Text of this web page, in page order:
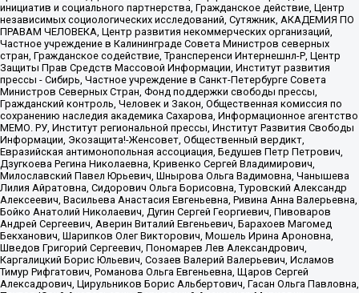
инициатив и социального партнерства, Гражданское действие, Центр
независимых социологических исследований, Сутяжник, АКАДЕМИЯ ПО
ПРАВАМ ЧЕЛОВЕКА, Центр развития некоммерческих организаций,
Частное учреждение в Калининграде Совета Министров северных
стран, Гражданское содействие, Трансперенси Интернешнл-Р, Центр
Защиты Прав Средств Массовой Информации, Институт развития
прессы - Сибирь, Частное учреждение в Санкт-Петербурге Совета
Министров Северных Стран, Фонд поддержки свободы прессы,
Гражданский контроль, Человек и Закон, Общественная комиссия по
сохранению наследия академика Сахарова, Информационное агентство
МЕМО. РУ, Институт региональной прессы, Институт Развития Свободы
Информации, Экозащита!-Женсовет, Общественный вердикт,
Евразийская антимонопольная ассоциация, Бедушев Петр Петрович,
Дзугкоева Регина Николаевна, Кривенко Сергей Владимирович,
Милославский Павел Юрьевич, Шнырова Ольга Вадимовна, Чанышева
Лилия Айратовна, Сидорович Ольга Борисовна, Туровский Александр
Алексеевич, Васильева Анастасия Евгеньевна, Ривина Анна Валерьевна,
Бойко Анатолий Николаевич, Дугин Сергей Георгиевич, Пивоваров
Андрей Сергеевич, Аверин Виталий Евгеньевич, Барахоев Магомед
Бекханович, Шарипков Олег Викторович, Мошель Ирина Ароновна,
Шведов Григорий Сергеевич, Пономарев Лев Александрович,
Каргалицкий Борис Юльевич, Созаев Валерий Валерьевич, Исламов
Тимур Рифгатович, Романова Ольга Евгеньевна, Щаров Сергей
Алексадрович, Цирульников Борис Альбертович, Гасан Ольга Павловна,